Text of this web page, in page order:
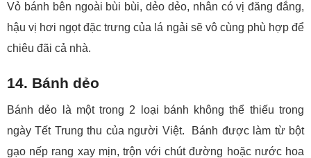
Vỏ bánh bên ngoài bùi bùi, dẻo dẻo, nhân có vị đăng đắng,
hậu vị hơi ngọt đặc trưng của lá ngải sẽ vô cùng phù hợp để
chiêu đãi cả nhà.
14. Bánh dẻo
Bánh dẻo là một trong 2 loại bánh không thể thiếu trong
ngày Tết Trung thu của người Việt. Bánh được làm từ bột
gạo nếp rang xay mịn, trộn với chút đường hoặc nước hoa